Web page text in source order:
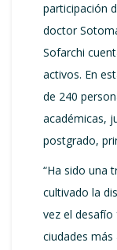
participación
doctor
Sofarchi
activos. En
de 240
académicas,
postgrado,
“Ha sido una
cultivado la
vez el desafío
ciudades